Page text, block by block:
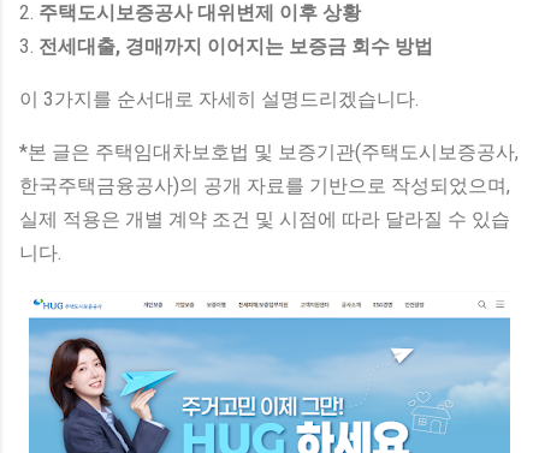
2. 주택도시보증공사 대위변제 이후 상황
3. 전세대출, 경매까지 이어지는 보증금 회수 방법
이 3가지를 순서대로 자세히 설명드리겠습니다.
*본 글은 주택임대차보호법 및 보증기관(주택도시보증공사,
한국주택금융공사)의 공개 자료를 기반으로 작성되었으며,
실제 적용은 개별 계약 조건 및 시점에 따라 달라질 수 있습
니다.